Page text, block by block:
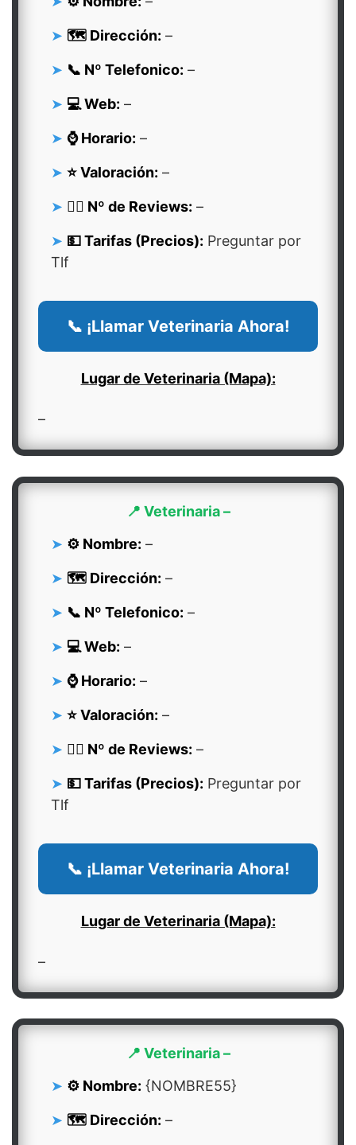
🗺️ Dirección: –
📞 Nº Telefonico: –
💻 Web: –
⌚ Horario: –
⭐ Valoración: –
👍🏻 Nº de Reviews: –
💵 Tarifas (Precios): Preguntar por
Tlf
📞 ¡Llamar Veterinaria Ahora!
Lugar de Veterinaria (Mapa):
–
📍 Veterinaria –
⚙️ Nombre: –
🗺️ Dirección: –
📞 Nº Telefonico: –
💻 Web: –
⌚ Horario: –
⭐ Valoración: –
👍🏻 Nº de Reviews: –
💵 Tarifas (Precios): Preguntar por
Tlf
📞 ¡Llamar Veterinaria Ahora!
Lugar de Veterinaria (Mapa):
–
📍 Veterinaria –
⚙️ Nombre: {NOMBRE55}
🗺️ Dirección: –